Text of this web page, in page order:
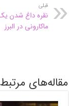
قبلی
نقره داغ شدن
ماکارونی در البرز
مقاله‌های مرتبط